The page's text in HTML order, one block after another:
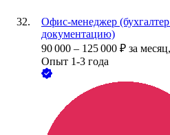
Офис-менеджер
документацию)
90 000 – 125 000 ₽ за месяц,
Опыт 1-3 года